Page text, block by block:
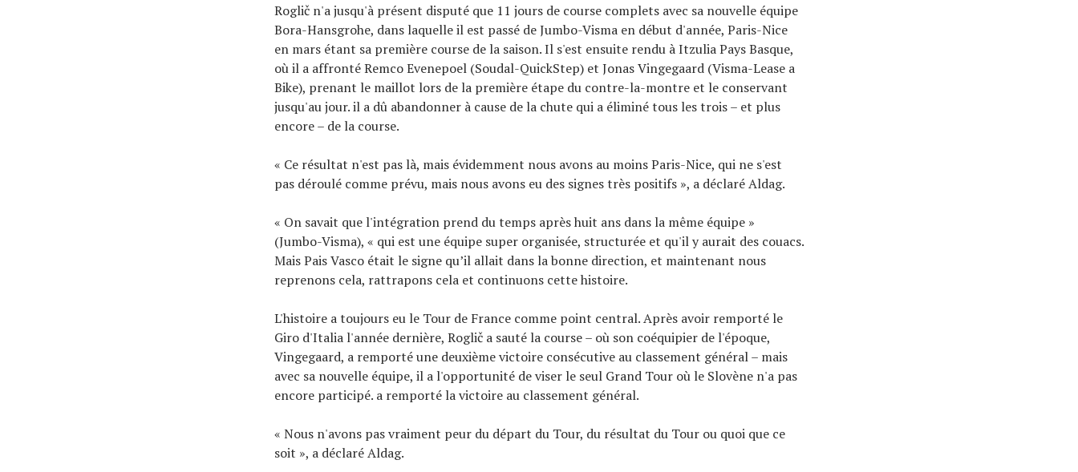
Roglič n'a jusqu'à présent disputé que 11 jours de course complets avec sa nouvelle équipe
Bora-Hansgrohe, dans laquelle il est passé de Jumbo-Visma en début d'année, Paris-Nice
en mars étant sa première course de la saison. Il s'est ensuite rendu à Itzulia Pays Basque,
où il a affronté Remco Evenepoel (Soudal-QuickStep) et Jonas Vingegaard (Visma-Lease a
Bike), prenant le maillot lors de la première étape du contre-la-montre et le conservant
jusqu'au jour. il a dû abandonner à cause de la chute qui a éliminé tous les trois – et plus
encore – de la course.
« Ce résultat n'est pas là, mais évidemment nous avons au moins Paris-Nice, qui ne s'est
pas déroulé comme prévu, mais nous avons eu des signes très positifs », a déclaré Aldag.
« On savait que l'intégration prend du temps après huit ans dans la même équipe »
(Jumbo-Visma), « qui est une équipe super organisée, structurée et qu'il y aurait des couacs.
Mais Pais Vasco était le signe qu’il allait dans la bonne direction, et maintenant nous
reprenons cela, rattrapons cela et continuons cette histoire.
L'histoire a toujours eu le Tour de France comme point central. Après avoir remporté le
Giro d'Italia l'année dernière, Roglič a sauté la course – où son coéquipier de l'époque,
Vingegaard, a remporté une deuxième victoire consécutive au classement général – mais
avec sa nouvelle équipe, il a l'opportunité de viser le seul Grand Tour où le Slovène n'a pas
encore participé. a remporté la victoire au classement général.
« Nous n'avons pas vraiment peur du départ du Tour, du résultat du Tour ou quoi que ce
soit », a déclaré Aldag.